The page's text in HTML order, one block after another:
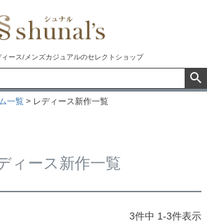
ース/メンズカジュアルのセレクトショップ
一覧 レディース新作一覧
ィース新作一覧
3件中 1-3件表示